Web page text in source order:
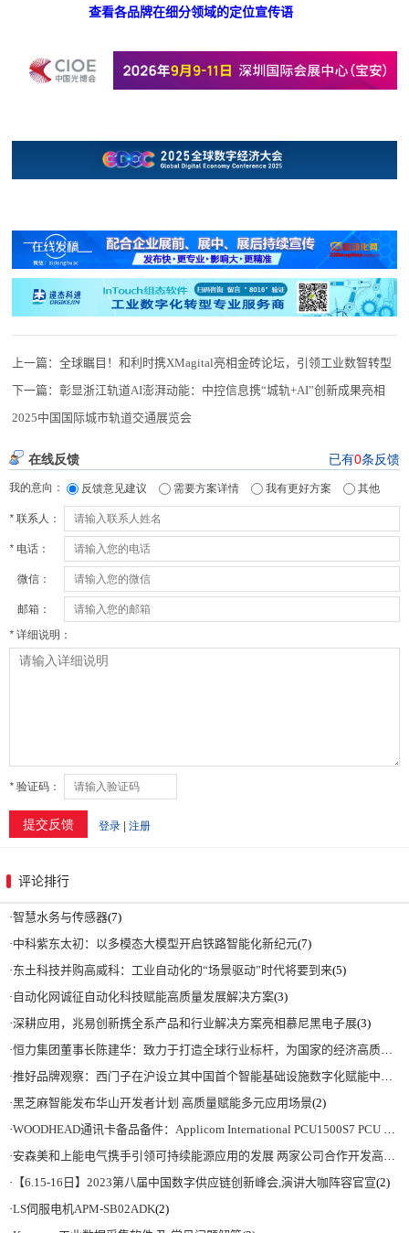
查看各品牌在细分领域的定位宣传语
上一篇：全球瞩目！和利时携XMagital亮相金砖论坛，引领工业数智转型
下一篇：彰显浙江轨道AI澎湃动能：中控信息携“城轨+AI”创新成果亮相
2025中国国际城市轨道交通展览会
评论排行
·智慧水务与传感器(7)
·中科紫东太初：以多模态大模型开启铁路智能化新纪元(7)
·东土科技并购高威科：工业自动化的“场景驱动”时代将要到来(5)
· 自动化网诚征自动化科技赋能高质量发展解决方案(3)
·深耕应用，兆易创新携全系产品和行业解决方案亮相慕尼黑电子展(3)
·恒力集团董事长陈建华：致力于打造全球行业标杆，为国家的经济高质量发展贡献更大力量|上海电气集团党委书记、董事长吴磊来访
·推好品牌观察：西门子在沪设立其中国首个智能基础设施数字化赋能中心
·黑芝麻智能发布华山开发者计划 高质量赋能多元应用场景(2)
·WOODHEAD通讯卡备品备件：Applicom International PCU1500S7 PCU 1500 S7 V4.5.0
·安森美和上能电气携手引领可持续能源应用的发展 两家公司合作开发高性能储能和太阳能组串式逆变器方案 以实现可持续的未来
· 【6.15-16日】2023第八届中国数字供应链创新峰会,演讲大咖阵容官宣(2)
·LS伺服电机APM-SB02ADK(2)